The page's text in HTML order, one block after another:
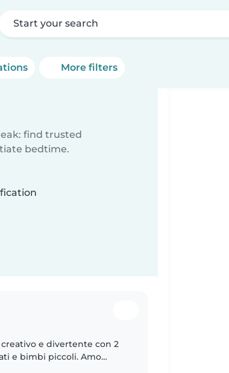
Start your search
More filters
find trusted
bedtime.
creativo e divertente con 2
e bimbi piccoli. Amo